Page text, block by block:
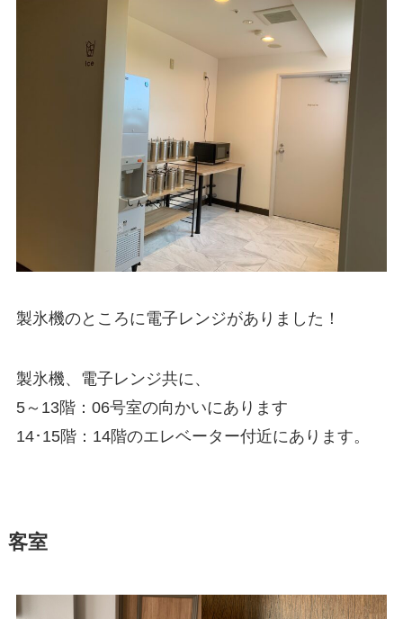
製氷機のところに電子レンジがありました！
製氷機、電子レンジ共に、
5～13階：06号室の向かいにあります
14･15階：14階のエレベーター付近にあります。
客室